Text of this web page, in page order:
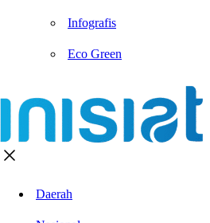
Infografis
Eco Green
Daerah